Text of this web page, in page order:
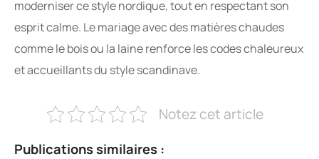
moderniser ce style nordique, tout en respectant son
esprit calme. Le mariage avec des matières chaudes
comme le bois ou la laine renforce les codes chaleureux
et accueillants du style scandinave.
Notez cet article
Publications similaires :